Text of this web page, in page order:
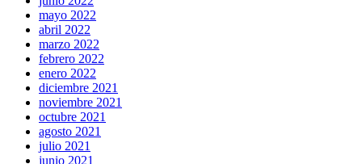
mayo 2022
abril 2022
marzo 2022
febrero 2022
enero 2022
diciembre 2021
noviembre 2021
octubre 2021
agosto 2021
julio 2021
junio 2021